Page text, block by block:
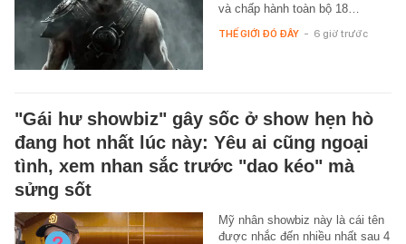
và chấp hành toàn bộ 18…
THẾ GIỚI ĐÓ ĐÂY - 6 giờ trước
"Gái hư showbiz" gây sốc ở show hẹn hò
đang hot nhất lúc này: Yêu ai cũng ngoại
tình, xem nhan sắc trước "dao kéo" mà
sửng sốt
Mỹ nhân showbiz này là cái tên
được nhắc đến nhiều nhất sau 4